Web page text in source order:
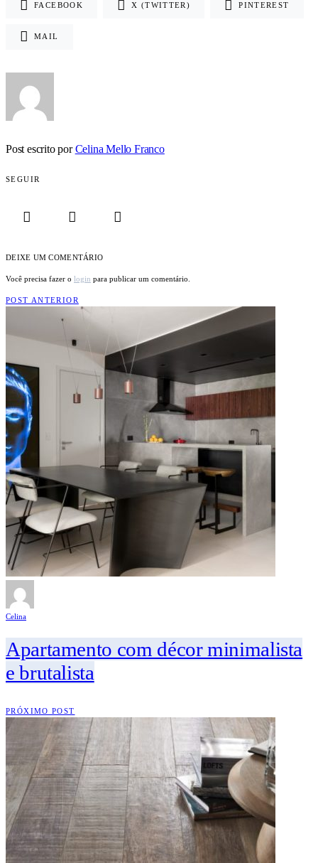
FACEBOOK X (TWITTER) PINTEREST
MAIL
Post escrito por Celina Mello Franco
SEGUIR
DEIXE UM COMENTÁRIO
Você precisa fazer o login para publicar um comentário.
POST ANTERIOR
Celina
Apartamento com décor minimalista
e brutalista
PRÓXIMO POST